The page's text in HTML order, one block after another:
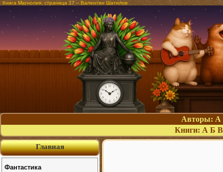
Книга Магнолия, страница 17 – Валентин Шатилов
Авторы: А
Книги: А Б В
Главная
Фантастика